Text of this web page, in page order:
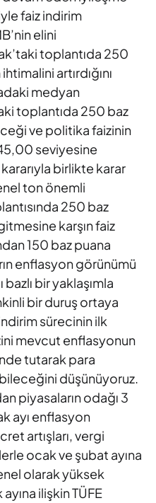
faiz indirim
elini
toplantıda 250
ihtimalini artırdığını
medyan
toplantıda 250 baz
ve politika faizinin
seviyesine
birlikte karar
tonönemli
250 baz
karşın faiz
150 bazpuana
enflasyon görünümü
bir yaklaşımla
bir duruş ortaya
sürecinin ilk
mevcut enflasyonun
tutarak para
düşünüyoruz.
piyasaların odağı 3
ayı enflasyon
artışları, vergi
ocak ve şubat ayına
olarak yüksek
ilişkin TÜFE